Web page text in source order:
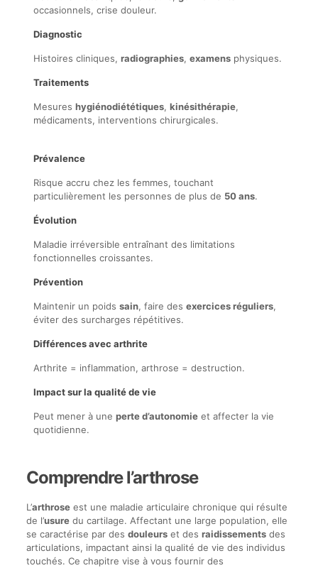
occasionnels, crise douleur.
Diagnostic
Histoires cliniques, radiographies, examensphysiques.
Traitements
Mesures hygiénodiététiques, kinésithérapie,
médicaments, interventions chirurgicales.
Prévalence
Risque accru chez les femmes, touchant
particulièrement les personnes de plus de 50 ans.
Évolution
Maladie irréversible entraînant des limitations
fonctionnelles croissantes.
Prévention
Maintenir un poids sain, faire des exercices réguliers,
éviter des surcharges répétitives.
Différences avec arthrite
Arthrite = inflammation, arthrose = destruction.
Impact sur la qualité de vie
Peut mener à une perte d’autonomieet affecter la vie
quotidienne.
Comprendre l’arthrose
L’arthroseest une maladie articulaire chronique qui résulte
de l’usuredu cartilage. Affectant une large population, elle
se caractérise par des douleurset des raidissementsdes
articulations, impactant ainsi la qualité de vie des individus
touchés. Ce chapitre vise à vous fournir des